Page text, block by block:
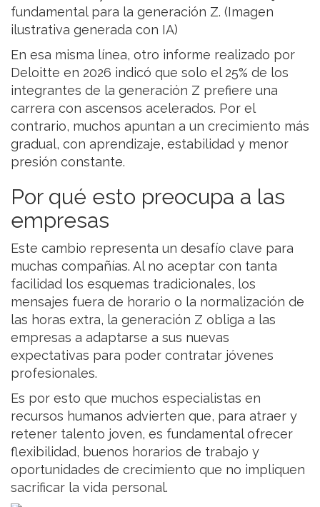
fundamental para la generación Z. (Imagen
ilustrativa generada con IA)
En esa misma línea, otro informe realizado por
Deloitte en 2026 indicó que solo el 25% de los
integrantes de la generación Z prefiere una
carrera con ascensos acelerados. Por el
contrario, muchos apuntan a un crecimiento más
gradual, con aprendizaje, estabilidad y menor
presión constante.
Por qué esto preocupa a las
empresas
Este cambio representa un desafío clave para
muchas compañías. Al no aceptar con tanta
facilidad los esquemas tradicionales, los
mensajes fuera de horario o la normalización de
las horas extra, la generación Z obliga a las
empresas a adaptarse a sus nuevas
expectativas para poder contratar jóvenes
profesionales.
Es por esto que muchos especialistas en
recursos humanos advierten que, para atraer y
retener talento joven, es fundamental ofrecer
flexibilidad, buenos horarios de trabajo y
oportunidades de crecimiento que no impliquen
sacrificar la vida personal.